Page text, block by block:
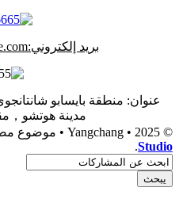
بريد إلكتروني:info1@dgchuanghe.com
عنوان: منطقة بايسابو
مدينة هوتشو，
© 2025 • Yangchang • موضوع مصمم وترميز بواسطة
Studio
.
يبحث